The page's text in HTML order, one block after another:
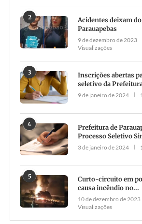
2
Acidentes deixam
Parauapebas
9 de dezembro de 2023
Visualizações
3
Inscrições abertas
seletivo da
9 de janeiro de 2024
4
Prefeitura de
Processo Seletivo
3 de janeiro de 2024
5
Curto-circuito em
causa incêndio no...
10 de dezembro de 2023
Visualizações